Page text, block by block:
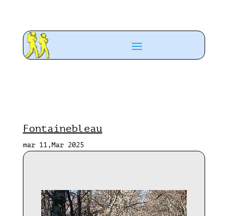
Fontainebleau
mar 11,Mar 2025